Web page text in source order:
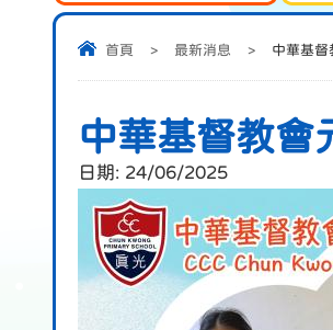
首頁 > 最新消息 > 中華基督
中華基督教會
日期: 24/06/2025